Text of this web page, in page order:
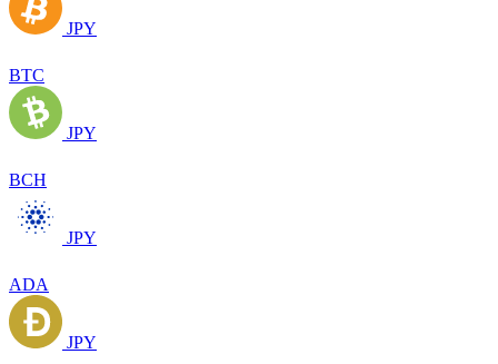
JPY
BTC
JPY
BCH
JPY
ADA
JPY